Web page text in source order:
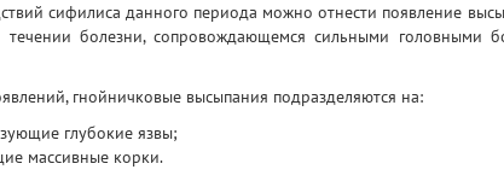
сифилиса данного периода можно отнести появление
болезни, сопровождающемся сильными головными
гнойничковые высыпания подразделяются на:
глубокие язвы;
массивные корки.